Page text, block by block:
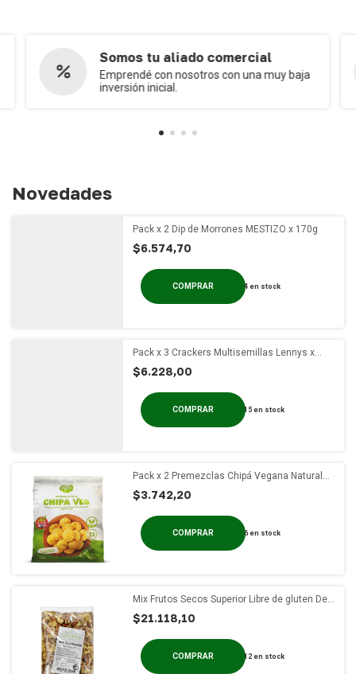
Somos tu aliado comercial
Emprendé con nosotros con una muy baja
inversión inicial.
Novedades
Pack x 2 Dip de Morrones MESTIZO x 170g
$6.574,70
4 en stock
Pack x 3 Crackers Multisemillas Lennys x
$6.228,00
15 en stock
Pack x 2 Premezclas Chipá Vegana Natural
$3.742,20
6en stock
Mix Frutos Secos Superior Libre de gluten DeC
$21.118,10
12 en stock